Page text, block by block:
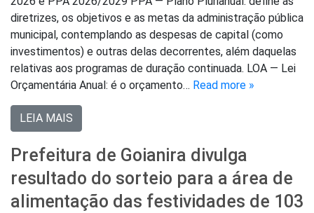
diretrizes, os objetivos e as metas da administração pública
municipal, contemplando as despesas de capital (como
investimentos) e outras delas decorrentes, além daquelas
relativas aos programas de duração continuada. LOA — Lei
Orçamentária Anual: é o orçamento… Read more »
LEIA MAIS
Prefeitura de Goianira divulga
resultado do sorteio para a área de
alimentação das festividades de 103